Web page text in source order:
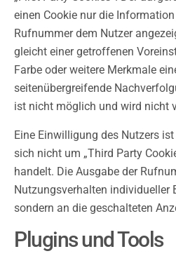
einen Cookie nur die
Rufnummer dem Nutzer
gleicht einer getroffenen
Farbe oder weitere Merkmale
seitenübergreifende
ist nicht möglich und wird nicht
Eine Einwilligung des Nutzers
sich nicht um „Third Party
handelt. Die Ausgabe der
Nutzungsverhalten individueller
sondern an die geschalteten
Plugins und Tools